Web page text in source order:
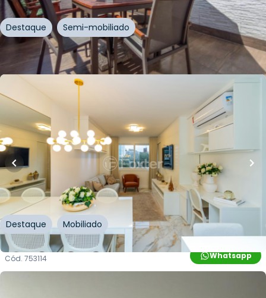
Destaque Semi-mobiliado
Whatsapp
222362
950.000,00
R$810.000,00
% OFF
54 •1quarto• 2banheiros•2
vagas
Apartamento • Emilio 111 Boutique Residences
Alameda Emílio de Menezes, Três Figueiras,Porto
Alegre
Destaque Mobiliado
Whatsapp
Cód. 753114